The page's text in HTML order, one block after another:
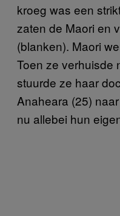
kroeg was een
zaten de Maori en
(blanken). Maori
Toen ze verhuisde
stuurde ze haar
Anaheara (25)
nu allebei hun